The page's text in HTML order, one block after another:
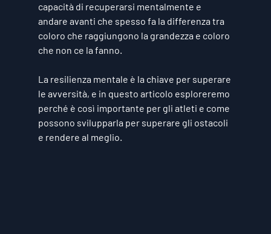
capacità di recuperarsi mentalmente e
andare avanti che spesso fa la differenza tra
coloro che raggiungono la grandezza e coloro
che non ce la fanno.
La resilienza mentale è la chiave per superare
le avversità, e in questo articolo esploreremo
perché è così importante per gli atleti e come
possono svilupparla per superare gli ostacoli
e rendere al meglio.